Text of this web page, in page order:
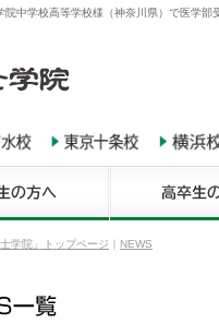
院中学校高等学校様（神奈川県）で医学
学院」トップページ NEWS